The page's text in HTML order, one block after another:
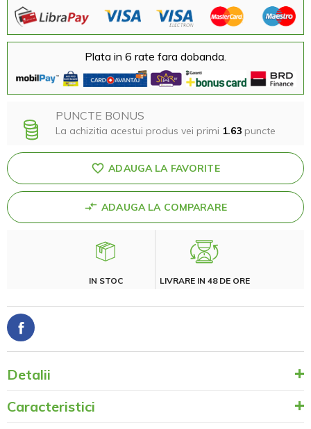
Plata in 6 rate fara dobanda.
PUNCTE BONUS
La achizitia acestui produs vei primi 1.63 puncte
ADAUGA LA FAVORITE
ADAUGA LA COMPARARE
IN STOC LIVRARE IN 48 DE ORE
Detalii
Caracteristici